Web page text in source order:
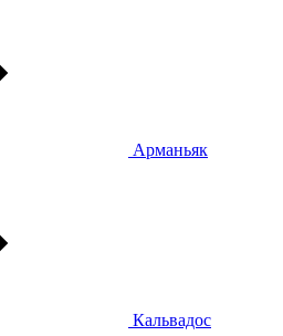
Арманьяк
Кальвадос